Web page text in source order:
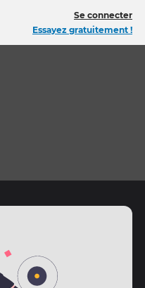
Se connecter
Essayez gratuitement !